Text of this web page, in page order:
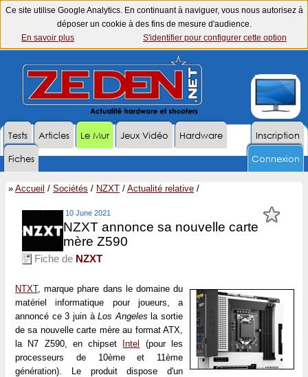
Ce site utilise Google Analytics. En continuant à naviguer, vous nous autorisez à
déposer un cookie à des fins de mesure d'audience.
En savoir plus
S'identifier pour configurer cette option
Inscription
Tests Articles Le Mur Jeux Vidéo
Hardware
Fiches
Connexion
» Accueil / Sociétés / NZXT / Actualité relative /
10 June 2021
NZXT annonce sa nouvelle carte
mère Z590
Fiche de NZXT
NTXT, marque phare dans le domaine du
matériel informatique pour joueurs, a
annoncé ce 3 juin àLos Angeles la sortie
de sa nouvelle carte mère au format ATX,
la N7 Z590, en chipset
Intel
(pour les
processeurs de 10ème et 11ème
génération). Le produit dispose d'un